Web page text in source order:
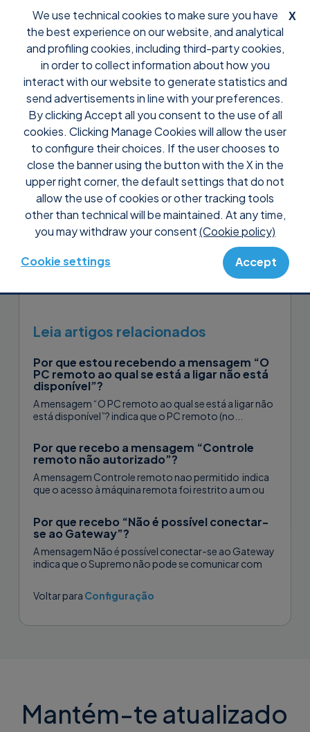
X
We use technical cookies to make sure you have
the best experience on our website, and analytical
and profiling cookies, including third-party cookies,
in order to collect information about how you
interact with our website to generate statistics and
send advertisements in line with your preferences.
By clicking Accept all you consent to the use of all
cookies. Clicking Manage Cookies will allow the user
to configure their choices. If the user chooses to
close the banner using the button with the X in the
upper right corner, the default settings that do not
allow the use of cookies or other tracking tools
other than technical will be maintained. At any time,
you may withdraw your consent(Cookie policy)
Cookie settings Accept
Support Perguntas frequentes Configuração
É possível alterar as opções
do Supremo usando uma linha
de comando?
Sim, usando o Supremo você pode mudar
algumas opções através da linha de
comando. Leia o
para mais detalhes.
Leia artigos relacionados
Por que estou recebendo a mensagem “O
PC remoto ao qual se está a ligar não está
disponível”?
A mensagem “O PC remoto ao qual se está a ligar não
está disponível”? indica que o PC remoto (no...
Por que recebo a mensagem “Controle
remoto não autorizado”?
A mensagem Controle remoto nao permitido indica
que o acesso à máquina remota foi restrito a um ou
Por que recebo “Não é possível conectar-
se ao Gateway”?
A mensagem Não é possível conectar-se ao Gateway
indica que o Supremo não pode se comunicar com
Voltar para Configuração
Mantém-te atualizado